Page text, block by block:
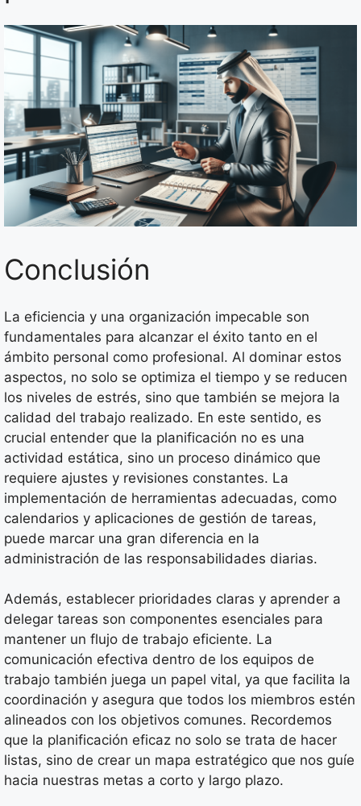
Conclusión
La eficiencia y una organización impecable son
fundamentales para alcanzar el éxito tanto en el
ámbito personal como profesional. Al dominar estos
aspectos, no solo se optimiza el tiempo y se reducen
los niveles de estrés, sino que también se mejora la
calidad del trabajo realizado. En este sentido, es
crucial entender que la planificación no es una
actividad estática, sino un proceso dinámico que
requiere ajustes y revisiones constantes. La
implementación de herramientas adecuadas, como
calendarios y aplicaciones de gestión de tareas,
puede marcar una gran diferencia en la
administración de las responsabilidades diarias.
Además, establecer prioridades claras y aprender a
delegar tareas son componentes esenciales para
mantener un flujo de trabajo eficiente. La
comunicación efectiva dentro de los equipos de
trabajo también juega un papel vital, ya que facilita la
coordinación y asegura que todos los miembros estén
alineados con los objetivos comunes. Recordemos
que la planificación eficaz no solo se trata de hacer
listas, sino de crear un mapa estratégico que nos guíe
hacia nuestras metas a corto y largo plazo.